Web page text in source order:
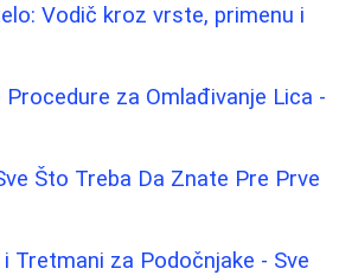
Vodič kroz vrste, primenu i
za Omlađivanje Lica -
Što Treba Da Znate Pre Prve
Tretmani za Podočnjake - Sve